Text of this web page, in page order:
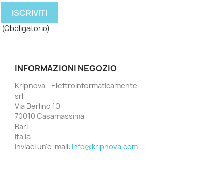
(Obbligatorio)
INFORMAZIONI NEGOZIO
Kripnova - Elettroinformaticamente
srl
Via Berlino 10
70010 Casamassima
Bari
Italia
Inviaci un'e-mail: info@kripnova.com